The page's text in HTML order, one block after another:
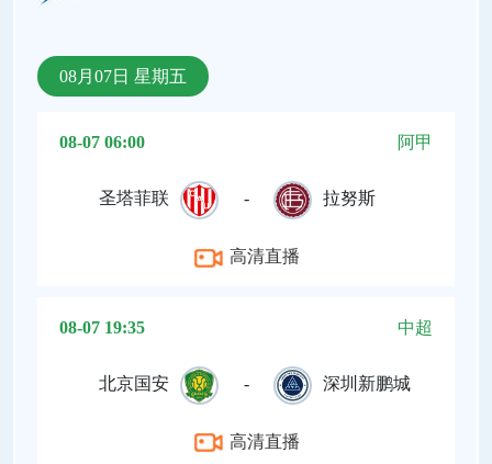
08月07日 星期五
08-07 06:00 阿甲
圣塔菲联 - 拉努斯
高清直播
08-07 19:35 中超
北京国安 - 深圳新鹏城
高清直播